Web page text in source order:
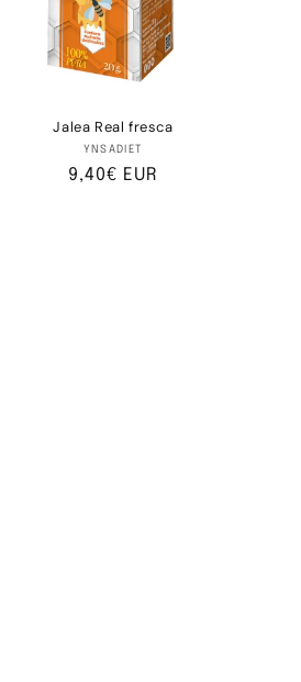
Jalea Real fresca
Proveedor:
YNSADIET
Precio
9,40€ EUR